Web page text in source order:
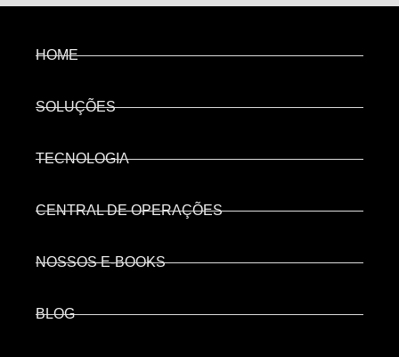
HOME
SOLUÇÕES
TECNOLOGIA
CENTRAL DE OPERAÇÕES
NOSSOS E-BOOKS
BLOG